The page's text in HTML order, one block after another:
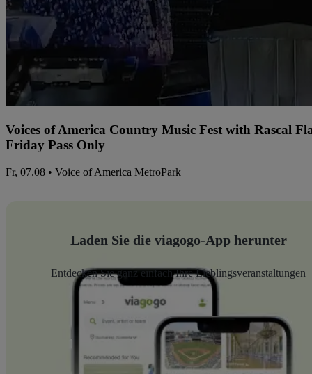
Voices of America Country Music Fest with Rascal
Friday Pass Only
Fr, 07.08 • Voice of America MetroPark
Laden Sie die viagogo-App herunter
Entdecken Sie ganz einfach Ihre Lieblingsveranstaltungen